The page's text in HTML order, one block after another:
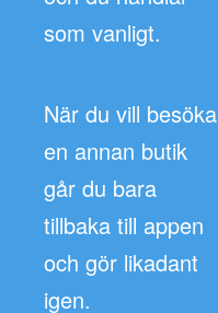
som vanligt.
När du vill besöka
en annan butik
går du bara
tillbaka till appen
och gör likadant
igen.